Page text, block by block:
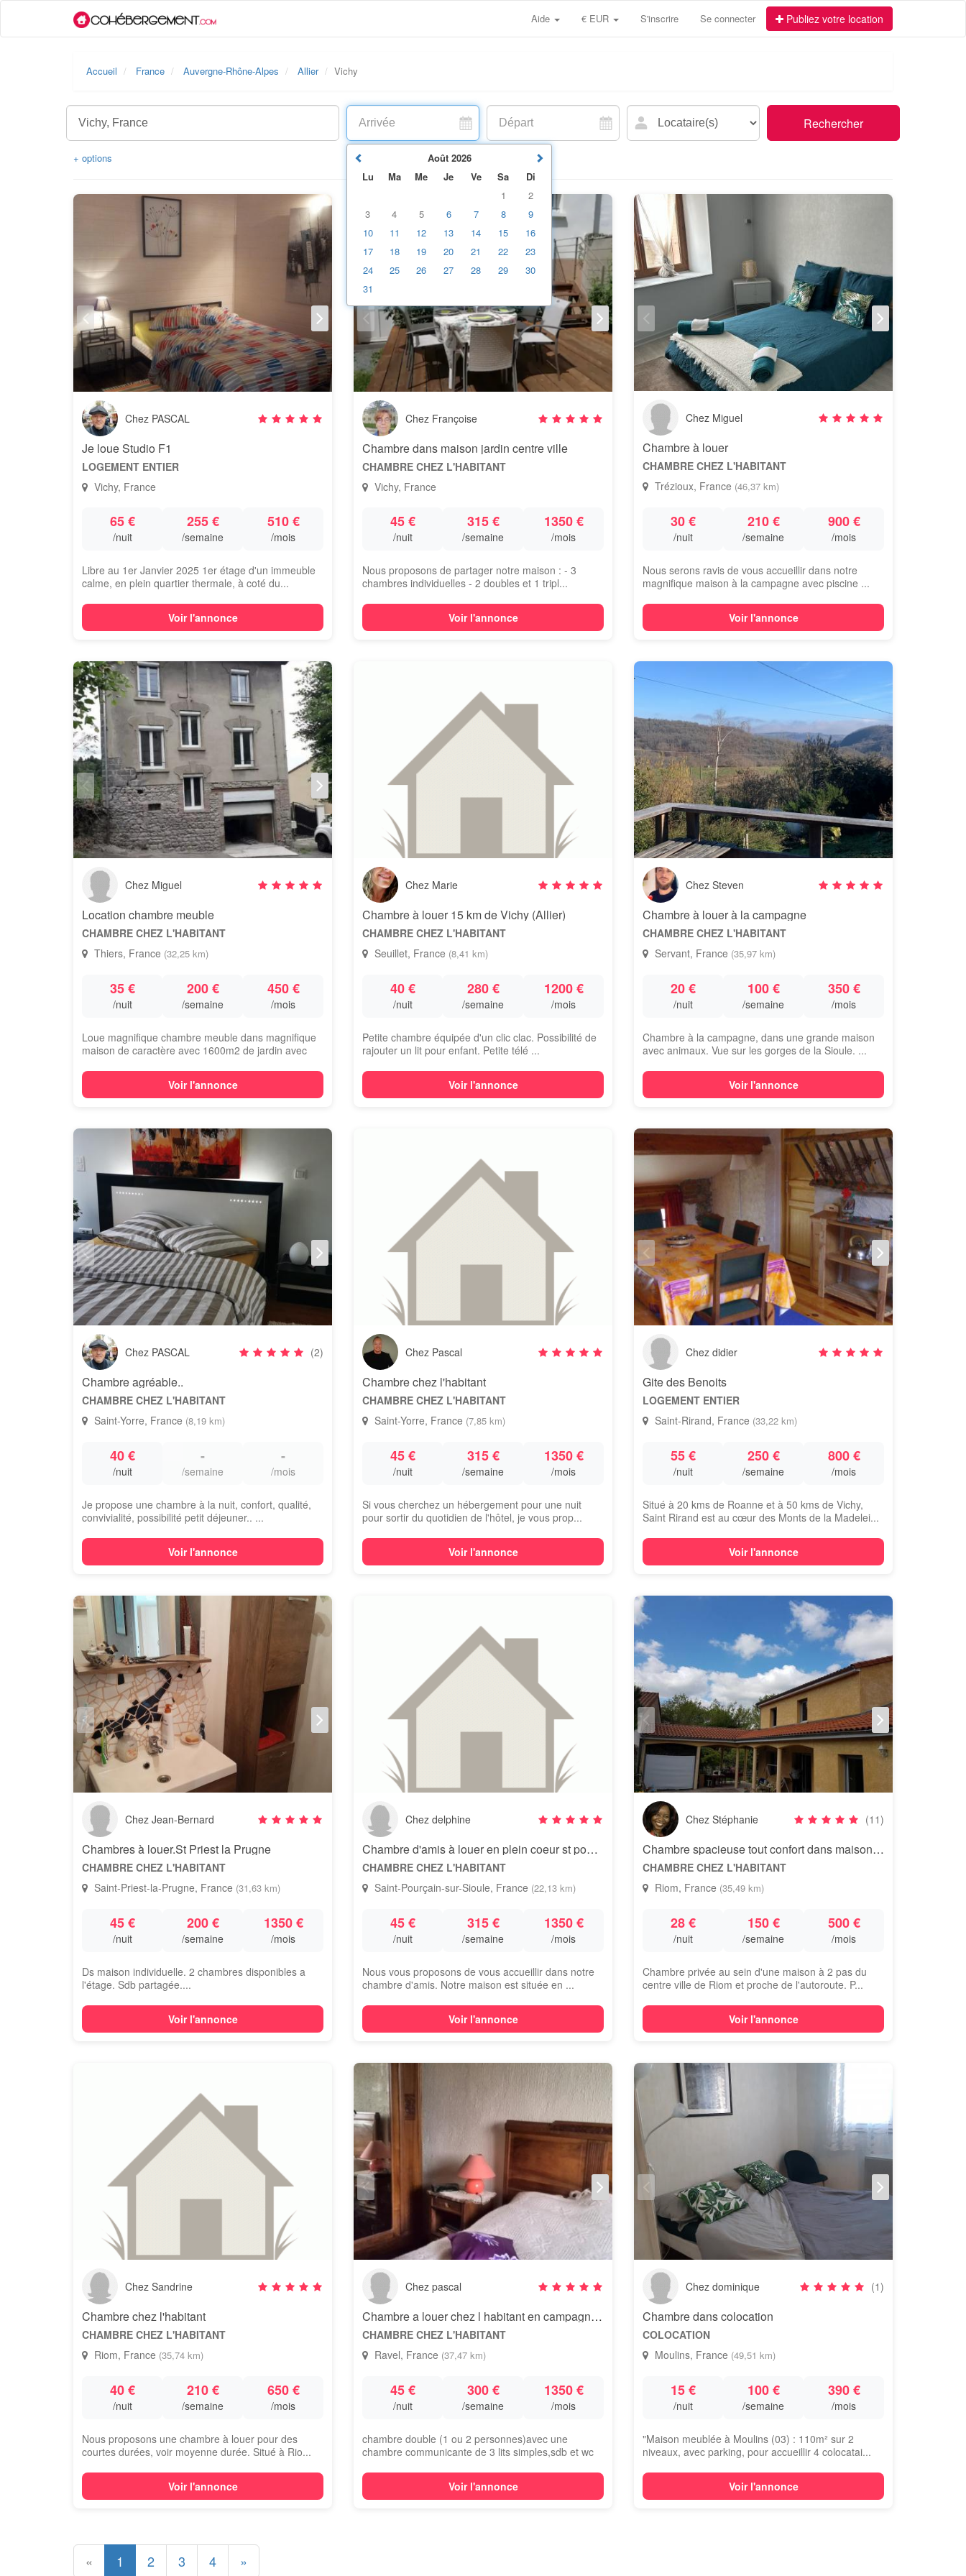
Aide € EUR S'inscrire Se connecter Publiez votre location
Accueil France Auvergne-Rhône-Alpes Allier Vichy
Rechercher
+ options
Chez PASCAL
Je loue Studio F1
LOGEMENT ENTIER
Vichy, France
65 €
/nuit
255 €
/semaine
510 €
/mois
Libre au 1er Janvier 2025 1er étage d'un immeuble
calme, en plein quartier thermale, à coté du...
Voir l'annonce
Chez Françoise
Chambre dans maison jardin centre ville
CHAMBRE CHEZ L'HABITANT
Vichy, France
45 €
/nuit
315 €
/semaine
1350 €
/mois
Nous proposons de partager notre maison : - 3
chambres individuelles - 2 doubles et 1 tripl...
Voir l'annonce
Chez Miguel
Chambre à louer
CHAMBRE CHEZ L'HABITANT
Trézioux, France (46,37 km)
30 €
/nuit
210 €
/semaine
900 €
/mois
Nous serons ravis de vous accueillir dans notre
magnifique maison à la campagne avec piscine ...
Voir l'annonce
Chez Miguel
Location chambre meuble
CHAMBRE CHEZ L'HABITANT
Thiers, France (32,25 km)
35 €
/nuit
200 €
/semaine
450 €
/mois
Loue magnifique chambre meuble dans magnifique
maison de caractère avec 1600m2 de jardin avec
Voir l'annonce
Chez Marie
Chambre à louer 15 km de Vichy (Allier)
CHAMBRE CHEZ L'HABITANT
Seuillet, France (8,41 km)
40 €
/nuit
280 €
/semaine
1200 €
/mois
Petite chambre équipée d'un clic clac. Possibilité de
rajouter un lit pour enfant. Petite télé ...
Voir l'annonce
Chez Steven
Chambre à louer à la campagne
CHAMBRE CHEZ L'HABITANT
Servant, France (35,97 km)
20 €
/nuit
100 €
/semaine
350 €
/mois
Chambre à la campagne, dans une grande maison
avec animaux. Vue sur les gorges de la Sioule. ...
Voir l'annonce
Chez PASCAL (2)
Chambre agréable..
CHAMBRE CHEZ L'HABITANT
Saint-Yorre, France (8,19 km)
40 €
/nuit
-
/semaine
-
/mois
Je propose une chambre à la nuit, confort, qualité,
convivialité, possibilité petit déjeuner.. ...
Voir l'annonce
Chez Pascal
Chambre chez l'habitant
CHAMBRE CHEZ L'HABITANT
Saint-Yorre, France (7,85 km)
45 €
/nuit
315 €
/semaine
1350 €
/mois
Si vous cherchez un hébergement pour une nuit
pour sortir du quotidien de l'hôtel, je vous prop...
Voir l'annonce
Chez didier
Gite des Benoits
LOGEMENT ENTIER
Saint-Rirand, France (33,22 km)
55 €
/nuit
250 €
/semaine
800 €
/mois
Situé à 20 kms de Roanne et à 50 kms de Vichy,
Saint Rirand est au cœur des Monts de la Madelei...
Voir l'annonce
Chez Jean-Bernard
Chambres à louer.St Priest la Prugne
CHAMBRE CHEZ L'HABITANT
Saint-Priest-la-Prugne, France (31,63 km)
45 €
/nuit
200 €
/semaine
1350 €
/mois
Ds maison individuelle. 2 chambres disponibles a
l'étage. Sdb partagée....
Voir l'annonce
Chez delphine
Chambre d'amis à louer en plein coeur st pourcain sur sioule
CHAMBRE CHEZ L'HABITANT
Saint-Pourçain-sur-Sioule, France (22,13 km)
45 €
/nuit
315 €
/semaine
1350 €
/mois
Nous vous proposons de vous accueillir dans notre
chambre d'amis. Notre maison est située en ...
Voir l'annonce
Chez Stéphanie (11)
Chambre spacieuse tout confort dans maison moderne
CHAMBRE CHEZ L'HABITANT
Riom, France (35,49 km)
28 €
/nuit
150 €
/semaine
500 €
/mois
Chambre privée au sein d'une maison à 2 pas du
centre ville de Riom et proche de l'autoroute. P...
Voir l'annonce
Chez Sandrine
Chambre chez l'habitant
CHAMBRE CHEZ L'HABITANT
Riom, France (35,74 km)
40 €
/nuit
210 €
/semaine
650 €
/mois
Nous proposons une chambre à louer pour des
courtes durées, voir moyenne durée. Situé à Rio...
Voir l'annonce
Chez pascal
Chambre a louer chez l habitant en campagne pour vavances
CHAMBRE CHEZ L'HABITANT
Ravel, France (37,47 km)
45 €
/nuit
300 €
/semaine
1350 €
/mois
chambre double (1 ou 2 personnes)avec une
chambre communicante de 3 lits simples,sdb et wc
Voir l'annonce
Chez dominique (1)
Chambre dans colocation
COLOCATION
Moulins, France (49,51 km)
15 €
/nuit
100 €
/semaine
390 €
/mois
"Maison meublée à Moulins (03) : 110m² sur 2
niveaux, avec parking, pour accueillir 4 colocatai...
Voir l'annonce
« 1 2 3 4 »
Août 2026
Lu
Ma Me Je Ve Sa
Di
1
2
3
4 5 6 7 8
9
10
11 12 13 14 15
16
17
18 19 20 21 22
23
24
25 26 27 28 29
30
31